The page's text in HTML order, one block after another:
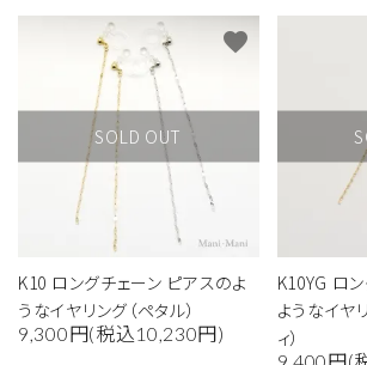
SOLD OUT
K10 ロングチェーン ピアスのよ
うなイヤリング（ペタル）
9,300円(税込10,230円)
favorite
K10YG ロ
ようなイヤ
ィ）
9,400円(
キーワード
カテゴリー
検索する